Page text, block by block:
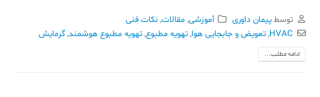
توسطپیمان داوری آموزشی,مقالات,نکات فنی
HVAC
,تعویض و جابجایی هوا,تهویه مطبوع,تهویه مطبوع هوشمند,گرمایش
ادامه مطلب...